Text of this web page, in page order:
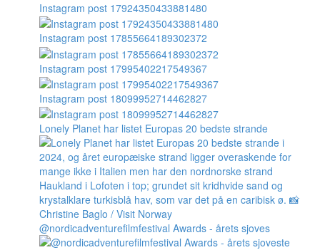
Instagram post 17924350433881480
Instagram post 17855664189302372
Instagram post 17995402217549367
Instagram post 18099952714462827
Lonely Planet har listet Europas 20 bedste strande
@nordicadventurefilmfestival Awards - årets sjoves